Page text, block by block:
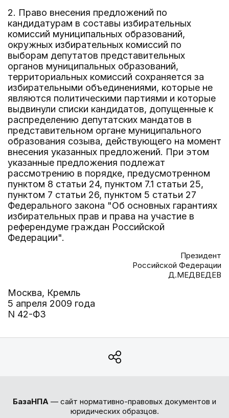
2. Право внесения предложений по
кандидатурам в составы избирательных
комиссий муниципальных образований,
окружных избирательных комиссий по
выборам депутатов представительных
органов муниципальных образований,
территориальных комиссий сохраняется за
избирательными объединениями, которые не
являются политическими партиями и которые
выдвинули списки кандидатов, допущенные к
распределению депутатских мандатов в
представительном органе муниципального
образования созыва, действующего на момент
внесения указанных предложений. При этом
указанные предложения подлежат
рассмотрению в порядке, предусмотренном
пунктом 8 статьи 24, пунктом 7.1 статьи 25,
пунктом 7 статьи 26, пунктом 5 статьи 27
Федерального закона "Об основных гарантиях
избирательных прав и права на участие в
референдуме граждан Российской
Федерации".
Президент
Российской Федерации
Д.МЕДВЕДЕВ
Москва, Кремль
5 апреля 2009 года
N 42-ФЗ
БазаНПА — сайт нормативно-правовых документов и
юридических образцов.